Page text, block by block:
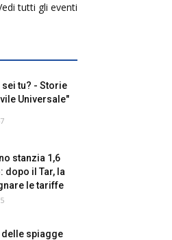
tutti gli eventi
tu? - Storie
Universale"
stanzia 1,6
dopo il Tar, la
le tariffe
delle spiagge